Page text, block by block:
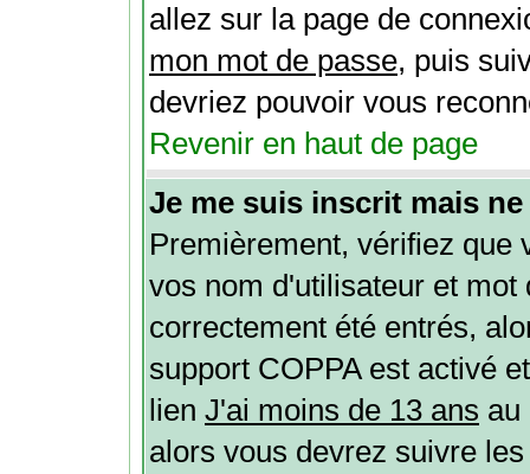
allez sur la page de
mon mot de passe, puis
devriez pouvoir vous
Revenir en haut de page
Je me suis inscrit mais
Premièrement, vérifiez que
vos nom d'utilisateur et mot
correctement été entrés,
support COPPA est activé
lien J'ai moins de 13 ans au
alors vous devrez suivre